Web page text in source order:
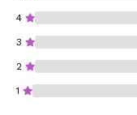
4
3
2
1